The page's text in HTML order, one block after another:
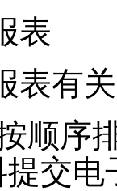
表
表有
顺序
交电